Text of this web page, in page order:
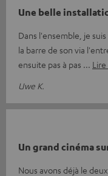
Une belle
Dans l'ensemble, je
la barre de son via
ensuite pas à pas
Uwe K.
Un grand cinéma
Nous avons déjà le